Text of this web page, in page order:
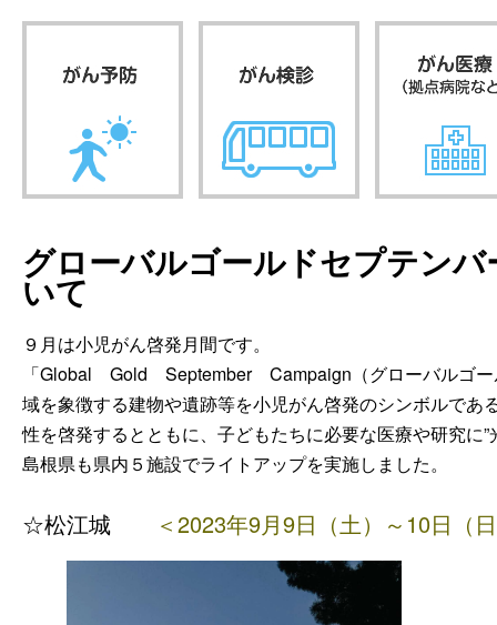
グローバルゴールドセプテン
いて
９月は小児がん啓発月間です。
「Global Gold September Campaign（グローバルゴ
域を象徴する建物や遺跡等を小児がん啓発のシンボルで
性を啓発するとともに、子どもたちに必要な医療や研究に
島根県も県内５施設でライトアップを実施しました。
☆松江城 ＜2023年9月9日（土）～10日（日